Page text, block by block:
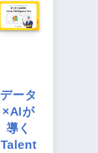
データ
×AIが
導く
Talent